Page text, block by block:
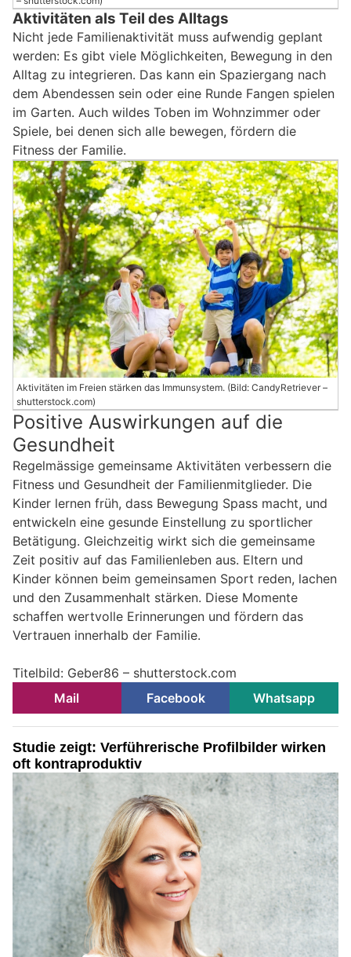
Aktivitäten als Teil des Alltags
Nicht jede Familienaktivität muss aufwendig geplant
werden: Es gibt viele Möglichkeiten, Bewegung in den
Alltag zu integrieren. Das kann ein Spaziergang nach
dem Abendessen sein oder eine Runde Fangen spielen
im Garten. Auch wildes Toben im Wohnzimmer oder
Spiele, bei denen sich alle bewegen, fördern die
Fitness der Familie.
Aktivitäten im Freien stärken das Immunsystem. (Bild: CandyRetriever –
shutterstock.com)
Positive Auswirkungen auf die
Gesundheit
Regelmässige gemeinsame Aktivitäten verbessern die
Fitness und Gesundheit der Familienmitglieder. Die
Kinder lernen früh, dass Bewegung Spass macht, und
entwickeln eine gesunde Einstellung zu sportlicher
Betätigung. Gleichzeitig wirkt sich die gemeinsame
Zeit positiv auf das Familienleben aus. Eltern und
Kinder können beim gemeinsamen Sport reden, lachen
und den Zusammenhalt stärken. Diese Momente
schaffen wertvolle Erinnerungen und fördern das
Vertrauen innerhalb der Familie.
Titelbild: Geber86 – shutterstock.com
Mail
Facebook Whatsapp
Studie zeigt: Verführerische Profilbilder wirken
oft kontraproduktiv